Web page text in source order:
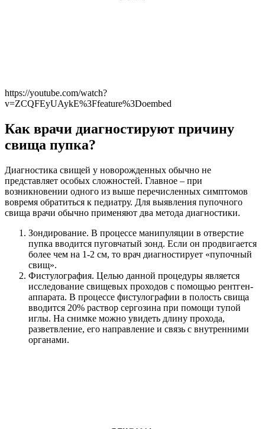
https://youtube.com/watch?
v=ZCQFEyUAykE%3Ffeature%3Doembed
Как врачи диагностируют причину
свища пупка?
Диагностика свищей у новорожденных обычно не
представляет особых сложностей. Главное – при
возникновении одного из выше перечисленных симптомов
вовремя обратиться к педиатру. Для выявления пупочного
свища врачи обычно применяют два метода диагностики.
Зондирование. В процессе манипуляции в отверстие
пупка вводится пуговчатый зонд. Если он продвигается
более чем на 1-2 см, то врач диагностирует «пупочный
свищ».
Фистулография. Целью данной процедуры является
исследование свищевых проходов с помощью рентген-
аппарата. В процессе фистулографии в полость свища
вводится 20% раствор сергозина при помощи тупой
иглы. На снимке можно увидеть длину прохода,
разветвление, его направление и связь с внутренними
органами.